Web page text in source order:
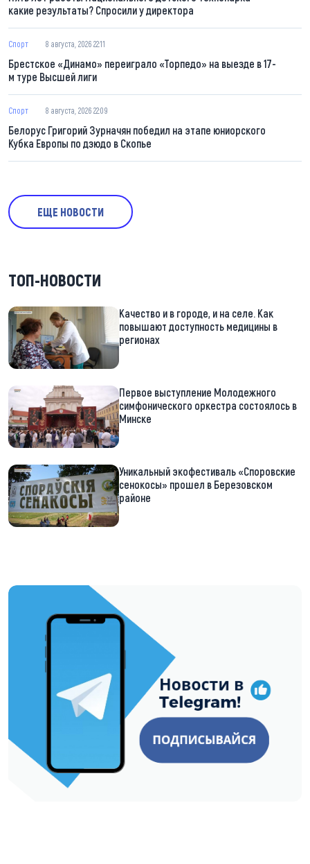
какие результаты? Спросили у директора
Спорт 8 августа, 2026 22:11
Брестское «Динамо» переиграло «Торпедо» на выезде в 17-
м туре Высшей лиги
Спорт 8 августа, 2026 22:09
Белорус Григорий Зурначян победил на этапе юниорского
Кубка Европы по дзюдо в Скопье
ЕЩЕ НОВОСТИ
ТОП-НОВОСТИ
Качество и в городе, и на селе. Как
повышают доступность медицины в
регионах
Первое выступление Молодежного
симфонического оркестра состоялось в
Минске
Уникальный экофестиваль «Споровские
сенокосы» прошел в Березовском
районе
https://t.me/minskctvby